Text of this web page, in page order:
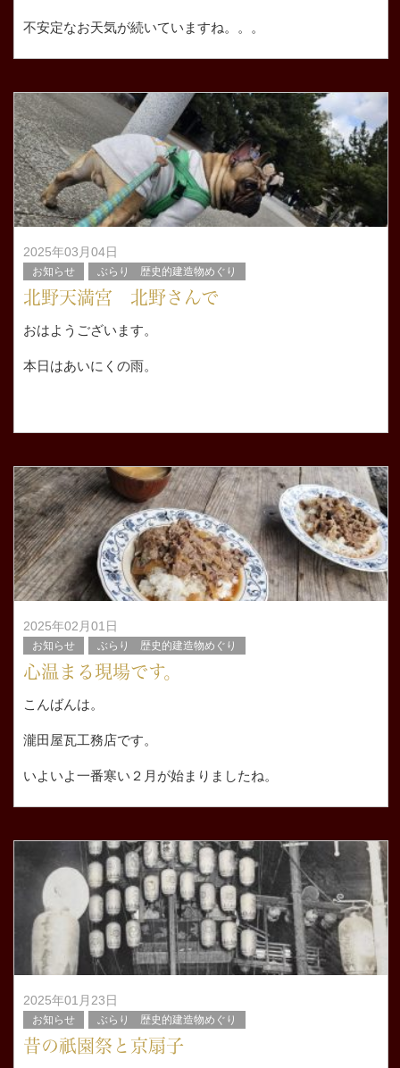
不安定なお天気が続いていますね。。。
濡れていると作業が出来ない内容の屋根修理で 今日は現
さて、本日は 毎年恒例の 京都市左京
2025年03月04日
お知らせ ぶらり 歴史的建造物めぐり
北野天満宮 北野さんで
おはようございます。
本日はあいにくの雨。
先週は暖かかったですが今週はまた寒くなりましたね。
まだまだ安定して暖かくはならないので 体調をくずしや
すい時期ですのでみなさま
2025年02月01日
お知らせ ぶらり 歴史的建造物めぐり
心温まる現場です。
こんばんは。
瀧田屋瓦工務店です。
いよいよ一番寒い２月が始まりましたね。
本日の京都市左京区上高野は曇り。
昨日よりは少し気温が緩んだかな？
屋根の解体作業をしていると体は
2025年01月23日
お知らせ ぶらり 歴史的建造物めぐり
昔の祇園祭と京扇子